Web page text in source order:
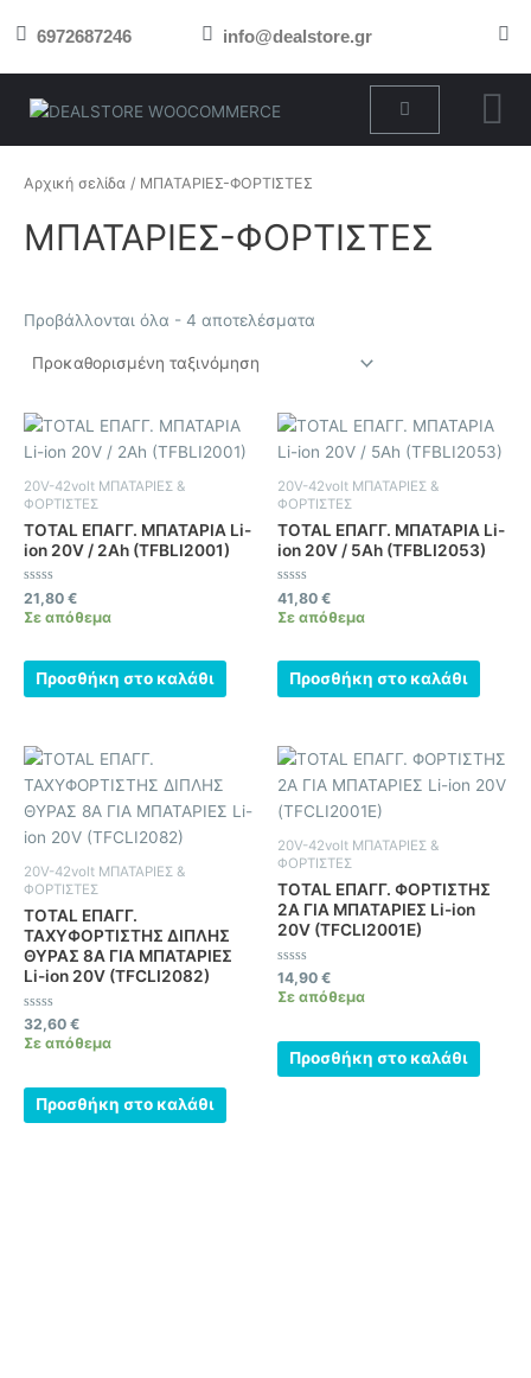
στο 6972687246 info@dealstore.gr
Cart
Αρχική σελίδα / ΜΠΑΤΑΡΙΕΣ-ΦΟΡΤΙΣΤΕΣ
ΜΠΑΤΑΡΙΕΣ-ΦΟΡΤΙΣΤΕΣ
Προβάλλονται όλα - 4 αποτελέσματα
20V-42volt ΜΠΑΤΑΡΙΕΣ &
ΦΟΡΤΙΣΤΕΣ
TOTAL ΕΠΑΓΓ. ΜΠΑΤΑΡΙΑ Li-
ion 20V / 2Ah (TFBLI2001)
Βαθμολογήθηκε
με
0
21,80 €
Σε απόθεμα
Προσθήκη στο καλάθι
20V-42volt ΜΠΑΤΑΡΙΕΣ &
ΦΟΡΤΙΣΤΕΣ
TOTAL ΕΠΑΓΓ. ΜΠΑΤΑΡΙΑ Li-
ion 20V / 5Ah (TFBLI2053)
Βαθμολογήθηκε
με
0
41,80 €
Σε απόθεμα
Προσθήκη στο καλάθι
20V-42volt ΜΠΑΤΑΡΙΕΣ &
ΦΟΡΤΙΣΤΕΣ
TOTAL ΕΠΑΓΓ.
ΤΑΧΥΦΟΡΤΙΣΤΗΣ ΔΙΠΛΗΣ
ΘΥΡΑΣ 8A ΓΙΑ ΜΠΑΤΑΡΙΕΣ
Li-ion 20V (TFCLI2082)
Βαθμολογήθηκε
με
0
32,60 €
Σε απόθεμα
Προσθήκη στο καλάθι
20V-42volt ΜΠΑΤΑΡΙΕΣ &
ΦΟΡΤΙΣΤΕΣ
TOTAL ΕΠΑΓΓ. ΦΟΡΤΙΣΤΗΣ
2Α ΓΙΑ ΜΠΑΤΑΡΙΕΣ Li-ion
20V (TFCLI2001E)
Βαθμολογήθηκε
με
0
14,90 €
Σε απόθεμα
Προσθήκη στο καλάθι